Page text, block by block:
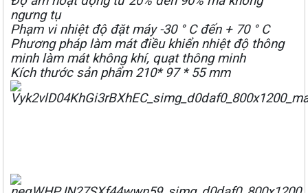
ngưng tụ
Phạm vi nhiệt độ đặt máy -30 ° C đến + 70 ° C
Phương pháp làm mát điều khiển nhiệt độ thông
minh làm mát không khí, quạt thông minh
Kích thước sản phẩm 210* 97 * 55 mm